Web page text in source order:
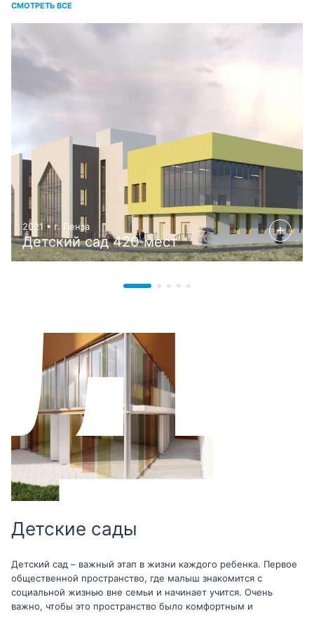
СМОТРЕТЬ ВСЕ
2021 • г. Пенза
Детский сад 420 мест
Детские сады
Детский сад – важный этап в жизни каждого ребенка. Первое
общественной пространство, где малыш знакомится с
социальной жизнью вне семьи и начинает учится. Очень
важно, чтобы это пространство было комфортным и